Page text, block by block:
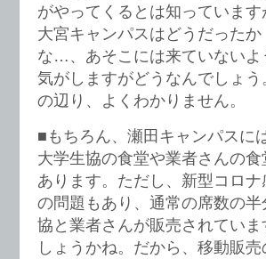
がやってくるとは知っています
大宮キャンパスはどうだったか
な…、あそこには来ていないよ
気がしますがどうなんでしょう
の辺り、よくわかりません。
■もちろん、瀬田キャンパスに
大学生協の食堂や業者さんの食
あります。ただし、新型コロナ
の問題もあり、通常の席数の
協と業者さんが販売されてい
しょうかね。だから、移動販